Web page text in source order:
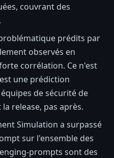
couvrant des
prédits par
observés en
corrélation. Ce n'est
une prédiction
de sécurité de
release, pas après.
Simulation a surpassé
sur l'ensemble des
prompts sont des